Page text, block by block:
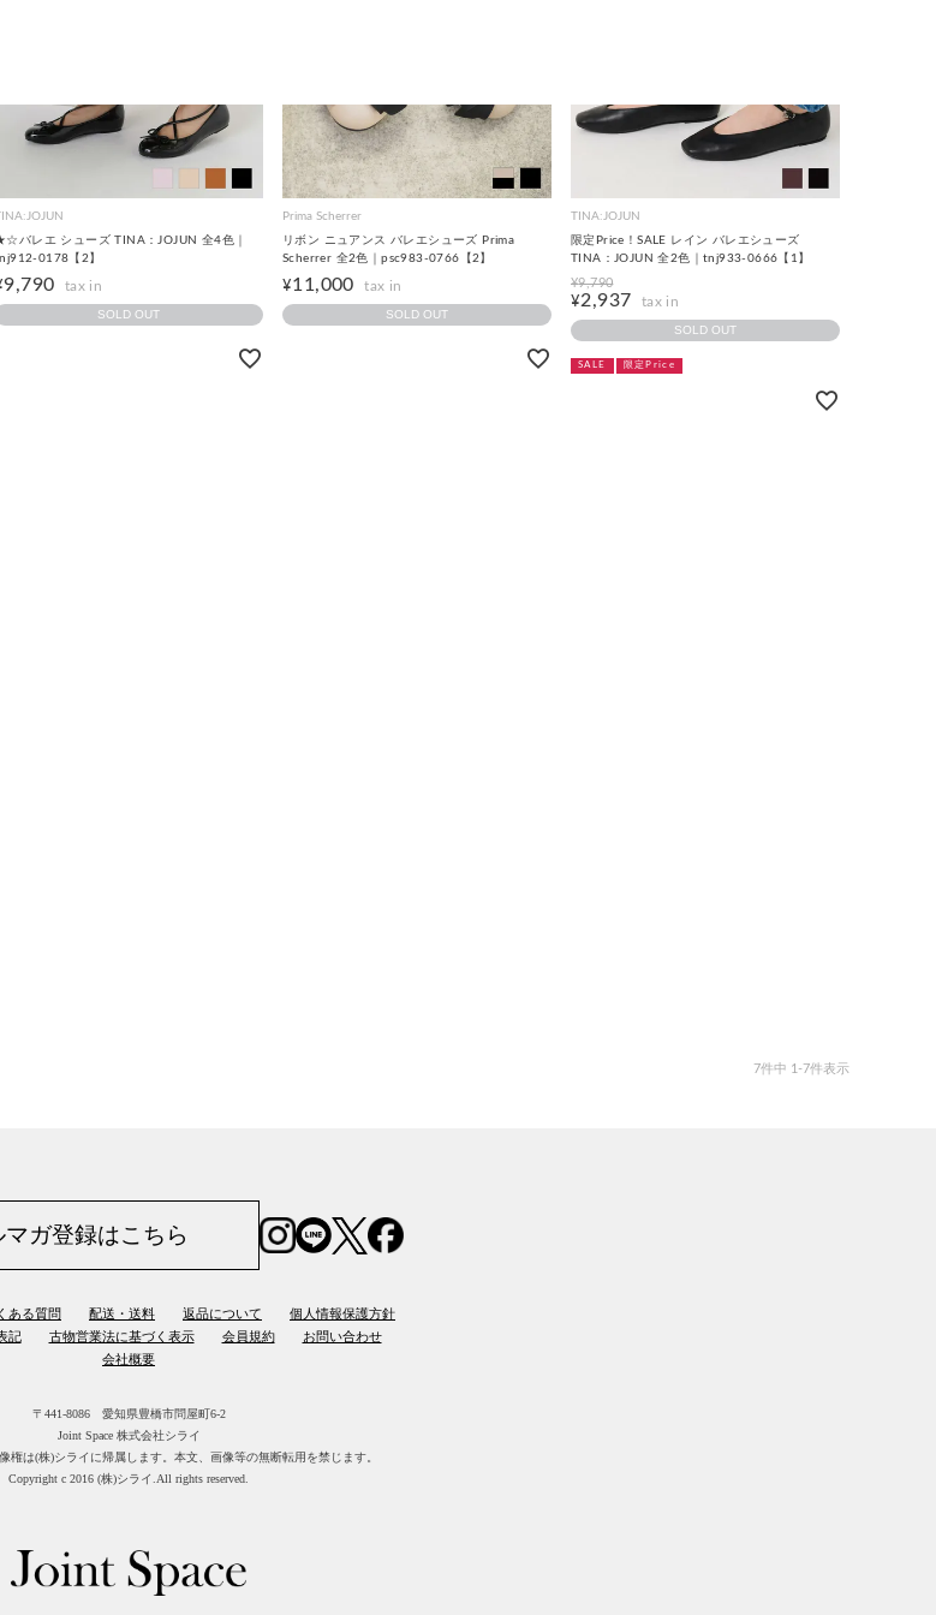
バレエ シューズ TINA：JOJUN 全4色｜
0178【2】
9,790
SOLD OUT
Prima Scherrer
リボン ニュアンス バレエシューズ Prima
Scherrer 全2色｜psc983-0766【2】
¥11,000
SOLD OUT
TINA:JOJUN
限定Price！SALE レイン バレエシューズ
TINA：JOJUN 全2色｜tnj933-0666【1】
¥9,790
¥2,937
SOLD OUT
SALE 限定Price
7件中 1-7件表示
マガ登録はこちら
ある質問 配送・送料 返品について
個人情報保護方針
記
古物営業法に基づく表示 会員規約
お問い合わせ
会社概要
〒441-8086 愛知県豊橋市問屋町6-2
Joint Space 株式会社シライ
権は(株)シライに帰属します。 本文、画像等の無断転用を禁じます。
Copyright c 2016 (株)シライ.All rights reserved.